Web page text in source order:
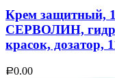
Крем
СЕРВОЛИН,
красок, дозатор,
Р0.00